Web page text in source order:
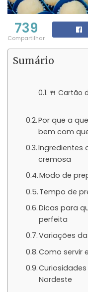
739
Compartilhar
Sumário
🍴 Cartão
Por que a
bem com
Ingredientes
cremosa
Modo de
Tempo de
Dicas para
perfeita
Variações
Como servir
Nordeste